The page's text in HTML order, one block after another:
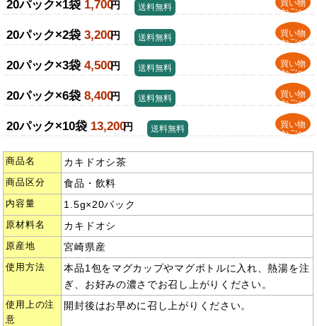
20パック×1袋 1,700円
買い物
かごへ
送料無料
20パック×2袋 3,200円
買い物
かごへ
送料無料
20パック×3袋 4,500円
買い物
かごへ
送料無料
20パック×6袋 8,400円
買い物
かごへ
送料無料
20パック×10袋 13,200円
買い物
かごへ
送料無料
商品名 カキドオシ茶
商品区分 食品・飲料
内容量 1.5g×20パック
原材料名 カキドオシ
原産地 宮崎県産
使用方法
本品1包をマグカップやマグボトルに入れ、熱湯を注
ぎ、お好みの濃さでお召し上がりください。
使用上の注
意
開封後はお早めに召し上がりください。